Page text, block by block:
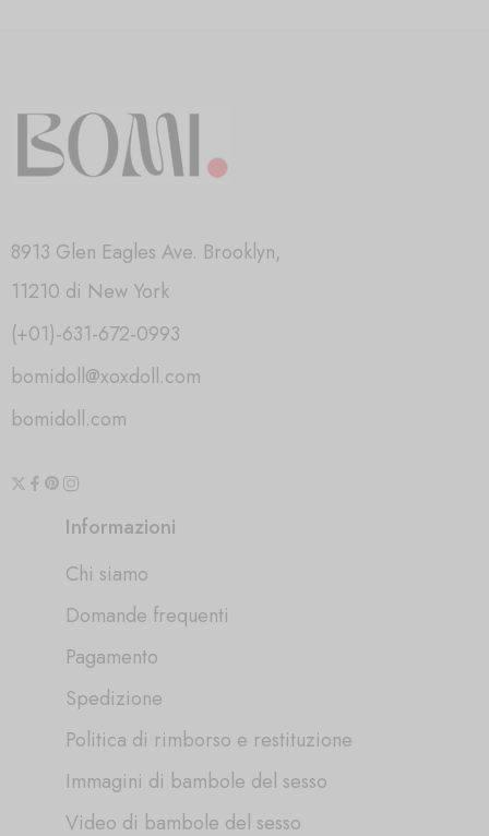
8913 Glen Eagles Ave. Brooklyn,
11210 di New York
(+01)-631-672-0993
bomidoll@xoxdoll.com
bomidoll.com
Informazioni
Chi siamo
Domande frequenti
Pagamento
Spedizione
Politica di rimborso e restituzione
Immagini di bambole del sesso
Video di bambole del sesso